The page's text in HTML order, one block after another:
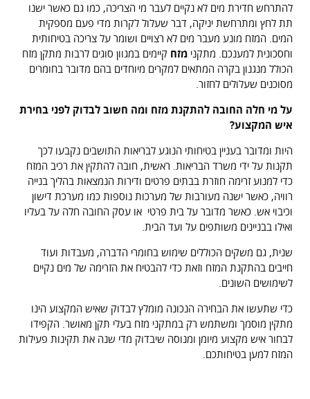
להתרחש חדירת מים לא נקיים לעבר מי הצריכה, כמו גם כאשר ישנו
תת לחץ ומתרחשת יניקה, דבר שעלול לקרות מדי פעם מספקית
המים. המזח מונע מעבר מים לא רצויים ושומר על צריכה בטיחותית
וחסכונית למענכם. מתקני מזח קיימים במגוון סוגים לרבות מתקן מזח
הכולל מנגנון בקרה המתאים למקרים מיוחדים בהם מדובר בחומרים
מסוכנים שעלולים לחזור.
על מי חלה החובה להתקנת מזח ומה חשוב לבדוק לפני בחירת
איש המקצוע?
היות ומדובר בעניין בטיחותי הנוגע לבריאות התושבים נקבעו לכך
תקנות על ידי משרד הבריאות. ראשית, חובה להתקין את רכיב המזח
כדי למנוע זרימה חוזרת בבתים פרטים ודירות הנמצאות בהליך בנייה
רוויה, כאשר ישנה מעורבות של מערכות נוספות כמו מערכת דישון
וכיבוי אש. כאשר מדובר על בית פרטי או עסק החובה חלה על בעליו
ואילו בבניינים משותפים על ועד הבית.
שנית, גם משקים הכוללים שימוש בחומרי הדברה, מעבדות ועוד
חייבים בהתקנת המזח וזאת כדי להבטיח את הזרימה של מים נקיים
לשימושים השונים.
כדי שתעשו את הבחירה הנכונה מומלץ לבדוק שאיש המקצוע הינו
מתקין מוסמך ומשתמש רק במתקני מזח בעלי תקן מאושר. הקפידו
לבחור איש מקצוע מיומן ומנוסה שיבדוק מדי שנה את תקינות פעילות
המזח למען בטיחותכם.